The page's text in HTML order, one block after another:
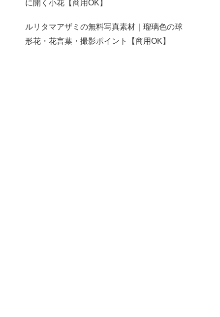
に開く小花【商用OK】
ルリタマアザミの無料写真素材｜瑠璃色の球
形花・花言葉・撮影ポイント【商用OK】